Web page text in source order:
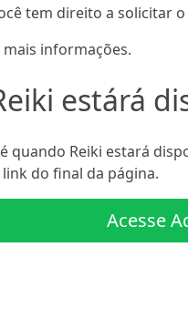
tem direito a solicitar
informações.
estárá
quando Reiki estará
do final da página.
Acesse